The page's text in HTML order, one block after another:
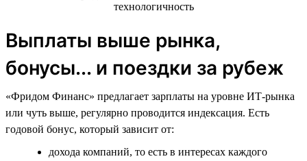
Выплаты выше рынка,
бонусы... и поездки за рубеж
«Фридом Финанс» предлагает зарплаты на уровне ИТ-рынка
или чуть выше, регулярно проводится индексация. Есть
годовой бонус, который зависит от:
дохода компаний, то есть в интересах каждого